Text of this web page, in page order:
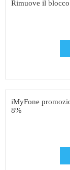
Rimuove il blocco
iMyFone
8%